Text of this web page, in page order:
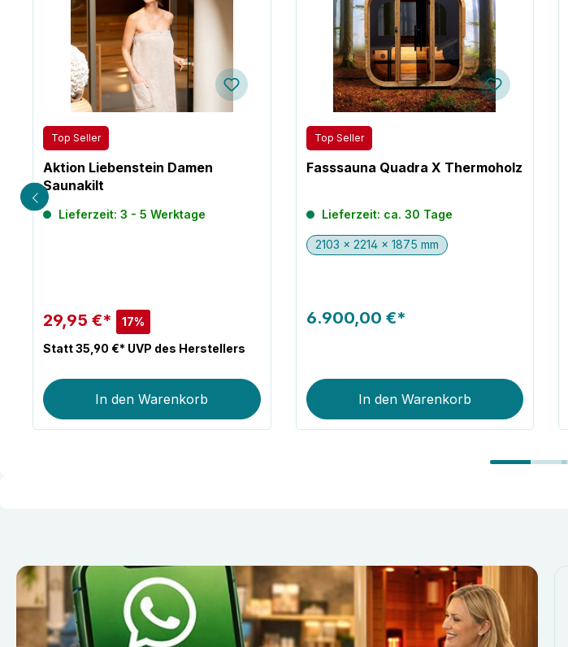
Top Seller
Aktion Liebenstein Damen
Saunakilt
Lieferzeit: 3 - 5 Werktage
29,95 €*
17%
Statt 35,90 €* UVP des Herstellers
In den Warenkorb
Top Seller
Fasssauna Quadra X Thermoholz
Lieferzeit: ca. 30 Tage
2103 x 2214 x 1875 mm
6.900,00 €*
In den Warenkorb